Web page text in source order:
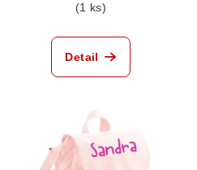
(1 ks)
Detail